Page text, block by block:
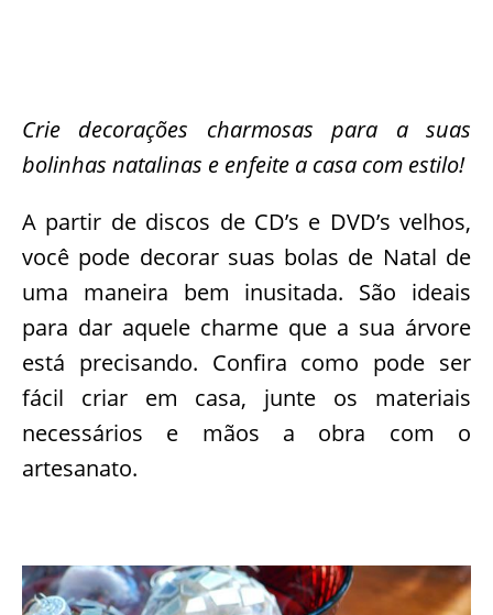
Crie decorações charmosas para a suas
bolinhas natalinas e enfeite a casa com estilo!
A partir de discos de CD’s e DVD’s velhos,
você pode decorar suas bolas de Natal de
uma maneira bem inusitada. São ideais
para dar aquele charme que a sua árvore
está precisando. Confira como pode ser
fácil criar em casa, junte os materiais
necessários e mãos a obra com o
artesanato.